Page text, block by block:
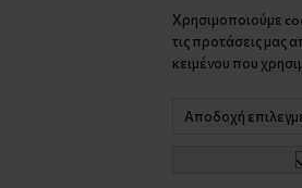
Χρησιμοποιούμε
τις προτάσεις μας
κειμένου που
Αποδοχή